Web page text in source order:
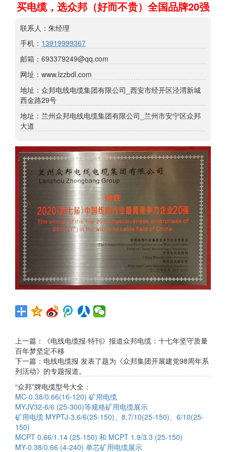
买电缆，选众邦（好而不贵）全国品牌20强
联系人：朱经理
手机： 13919999367
邮箱：693379249@qq.com
网址：www.lzzbdl.com
地址：众邦电线电缆集团有限公司_西安市经开区泾渭新城
西金路29号
地址：兰州众邦电线电缆集团有限公司_兰州市安宁区众邦
大道
上一篇：
《电线电缆报·特刊》报道众邦电缆：十七年坚守质量
百年梦坚定不移
下一篇： 电线电缆报 发表了题为《众邦集团开展建党98周年系
列活动》的专题报道。
“众邦”牌电缆型号大全：
MC-0.38/0.66(16-120) 矿用电缆
MYJV32-6/6 (25-300)等规格矿用电缆展示
矿用电缆 MYPTJ-3.6/6(25-150)、8.7/10(25-150)、6/10(25-
150)
MCPT 0.66/1.14 (25-150) 和 MCPT 1.9/3.3 (25-150)
MY-0.38/0.66 (4-240) 单芯矿用电缆展示